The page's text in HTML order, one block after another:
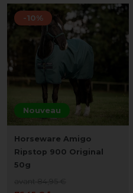
Nouveau
-10%
Horseware Amigo
Ripstop 900 Original
50g